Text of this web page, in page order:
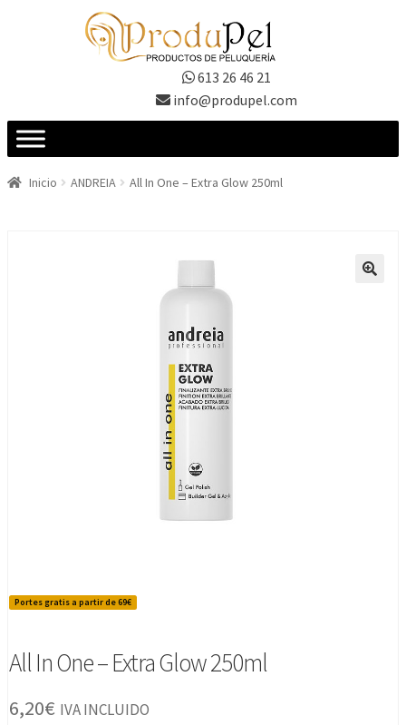
613 26 46 21
info@produpel.com
Inicio ANDREIA All In One – Extra Glow 250ml
Portes gratis a partir de 69€
All In One – Extra Glow 250ml
6,20€ IVA INCLUIDO